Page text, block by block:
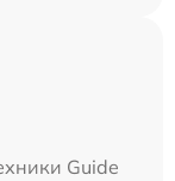
Guide